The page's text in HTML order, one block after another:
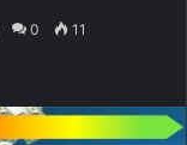
0 11